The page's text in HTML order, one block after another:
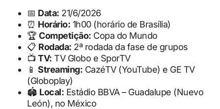
📅 Data: 21/6/2026
⏰ Horário: 1h00 (horário de Brasília)
🏆 Competição: Copa do Mundo
📋 Rodada: 2ª rodada da fase de grupos
📺 TV: TV Globo e SporTV
📱 Streaming: CazéTV (YouTube) e GE TV
(Globoplay)
🏟 Local: Estádio BBVA – Guadalupe (Nuevo
León), no México